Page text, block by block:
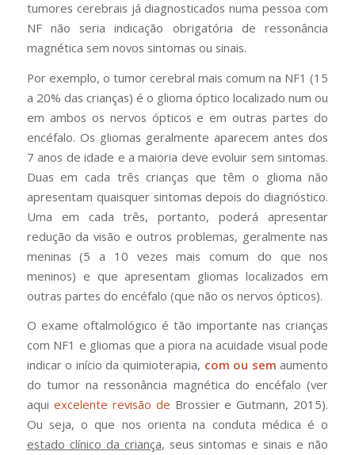
tumores cerebrais já diagnosticados numa pessoa com
NF não seria indicação obrigatória de ressonância
magnética sem novos sintomas ou sinais.
Por exemplo, o tumor cerebral mais comum na NF1 (15
a 20% das crianças) é o glioma óptico localizado num ou
em ambos os nervos ópticos e em outras partes do
encéfalo. Os gliomas geralmente aparecem antes dos
7 anos de idade e a maioria deve evoluir sem sintomas.
Duas em cada três crianças que têm o glioma não
apresentam quaisquer sintomas depois do diagnóstico.
Uma em cada três, portanto, poderá apresentar
redução da visão e outros problemas, geralmente nas
meninas (5 a 10 vezes mais comum do que nos
meninos) e que apresentam gliomas localizados em
outras partes do encéfalo (que não os nervos ópticos).
O exame oftalmológico é tão importante nas crianças
com NF1 e gliomas que a piora na acuidade visual pode
indicar o início da quimioterapia, com ou sem aumento
do tumor na ressonância magnética do encéfalo (ver
aqui excelente revisão de Brossier e Gutmann, 2015).
Ou seja, o que nos orienta na conduta médica é o
estado clínico da criança, seus sintomas e sinais e não